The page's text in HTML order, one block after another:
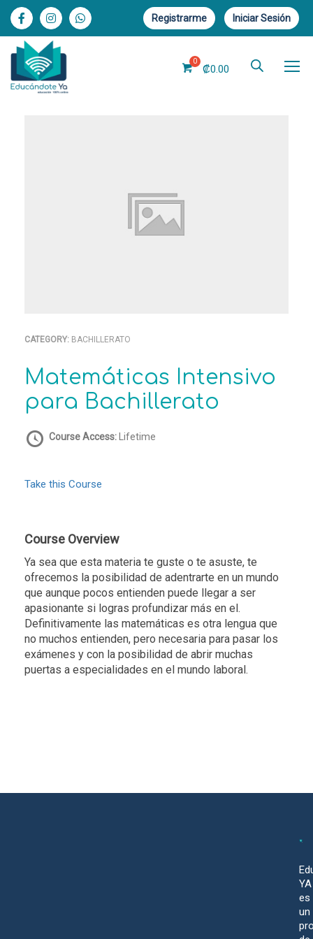
Registrarme Iniciar Sesión
₡0.00
CATEGORY: BACHILLERATO
Matemáticas Intensivo
para Bachillerato
Course Access:Lifetime
Take this Course
Course Overview
Ya sea que esta materia te guste o te asuste, te
ofrecemos la posibilidad de adentrarte en un mundo
que aunque pocos entienden puede llegar a ser
apasionante si logras profundizar más en el.
Definitivamente las matemáticas es otra lengua que
no muchos entienden, pero necesaria para pasar los
exámenes y con la posibilidad de abrir muchas
puertas a especialidades en el mundo laboral.
YA
es
un